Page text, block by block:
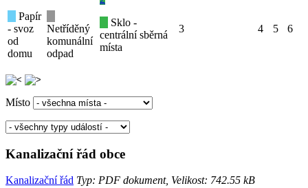
Papír
- svoz
od
domu
Netříděný
komunální
odpad
Sklo -
centrální sběrná
místa
3 4 5 6
Místo
Kanalizační řád obce
Kanalizační řád Typ: PDF dokument, Velikost: 742.55 kB